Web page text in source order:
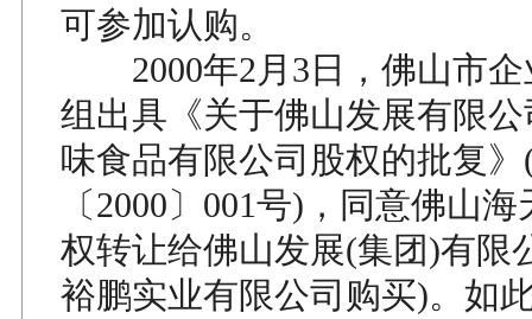
可参加认购。
2000年2月3日，佛山市企
组出具《关于佛山发展有限
味食品有限公司股权的批复
〔2000〕001号)，同意佛山
权转让给佛山发展(集团)有限
裕鹏实业有限公司购买)。如